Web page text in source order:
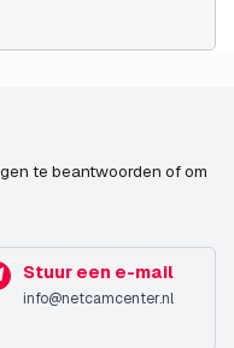
te beantwoorden of om
Stuur een e-mail
info@netcamcenter.nl